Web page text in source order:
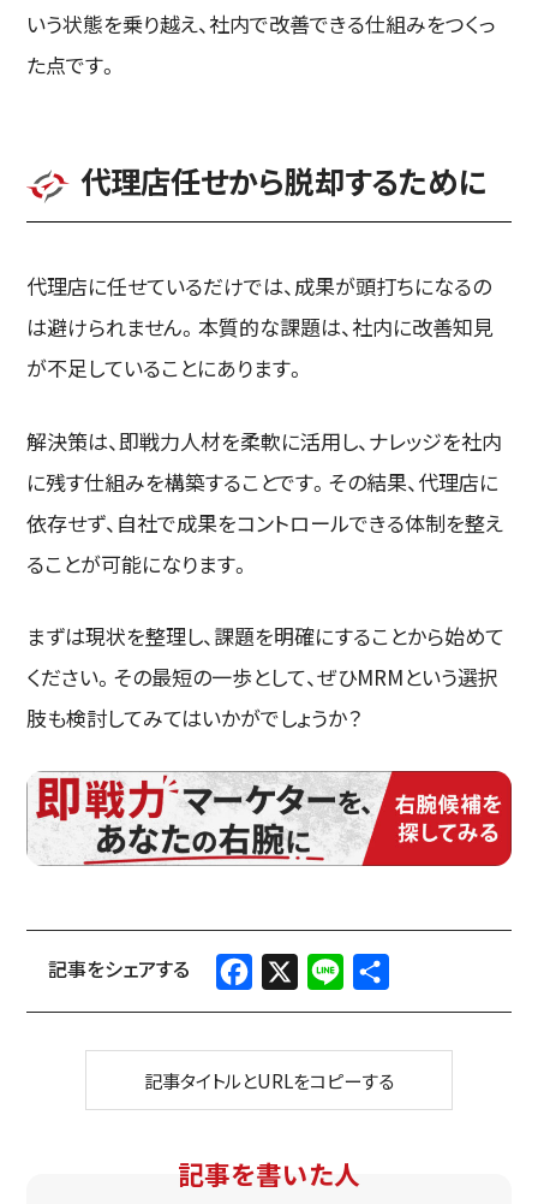
いう状態を乗り越え、社内で改善できる仕組みをつくっ
た点です。
代理店任せから脱却するために
代理店に任せているだけでは、成果が頭打ちになるの
は避けられません。本質的な課題は、社内に改善知見
が不足していることにあります。
解決策は、即戦力人材を柔軟に活用し、ナレッジを社内
に残す仕組みを構築することです。その結果、代理店に
依存せず、自社で成果をコントロールできる体制を整え
ることが可能になります。
まずは現状を整理し、課題を明確にすることから始めて
ください。その最短の一歩として、ぜひMRMという選択
肢も検討してみてはいかがでしょうか？
Facebook
X Line
記事タイトルとURLをコピーする
記事を書いた人